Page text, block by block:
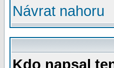
Návrat nahoru
Kdo napsal